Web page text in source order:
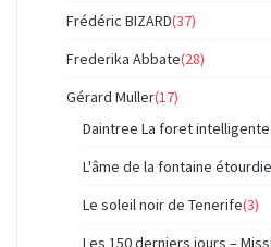
Frédéric BIZARD(37)
Frederika Abbate(28)
Gérard Muller(17)
Daintree La foret intelligente
L'âme de la fontaine étourdie
Le soleil noir de Tenerife(3)
Les 150 derniers jours –